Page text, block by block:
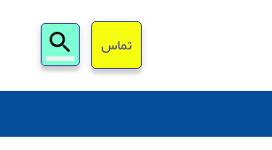
برای:
تماس